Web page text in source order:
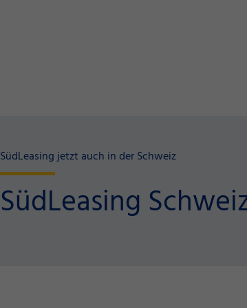
SüdLeasing jetzt auch in der Schweiz
SüdLeasing